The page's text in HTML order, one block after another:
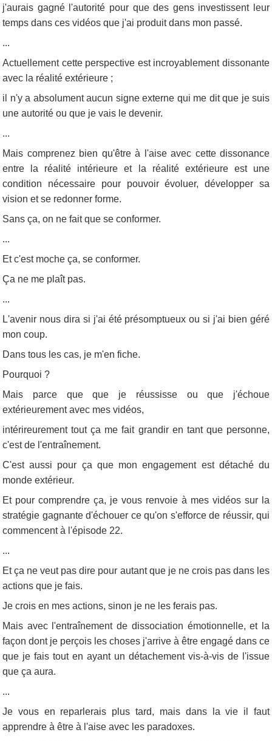
j'aurais gagné l'autorité pour que des gens investissent leur
temps dans ces vidéos que j'ai produit dans mon passé.
...
Actuellement cette perspective est incroyablement dissonante
avec la réalité extérieure ;
il n'y a absolument aucun signe externe qui me dit que je suis
une autorité ou que je vais le devenir.
...
Mais comprenez bien qu'être à l'aise avec cette dissonance
entre la réalité intérieure et la réalité extérieure est une
condition nécessaire pour pouvoir évoluer, développer sa
vision et se redonner forme.
Sans ça, on ne fait que se conformer.
...
Et c'est moche ça, se conformer.
Ça ne me plaît pas.
...
L'avenir nous dira si j'ai été présomptueux ou si j'ai bien géré
mon coup.
Dans tous les cas, je m'en fiche.
Pourquoi ?
Mais parce que que je réussisse ou que j'échoue
extérieurement avec mes vidéos,
intérireurement tout ça me fait grandir en tant que personne,
c'est de l'entraînement.
C'est aussi pour ça que mon engagement est détaché du
monde extérieur.
Et pour comprendre ça, je vous renvoie à mes vidéos sur la
stratégie gagnante d'échouer ce qu'on s'efforce de réussir, qui
commencent à l'épisode 22.
...
Et ça ne veut pas dire pour autant que je ne crois pas dans les
actions que je fais.
Je crois en mes actions, sinon je ne les ferais pas.
Mais avec l'entraînement de dissociation émotionnelle, et la
façon dont je perçois les choses j'arrive à être engagé dans ce
que je fais tout en ayant un détachement vis-à-vis de l'issue
que ça aura.
...
Je vous en reparlerais plus tard, mais dans la vie il faut
apprendre à être à l'aise avec les paradoxes.